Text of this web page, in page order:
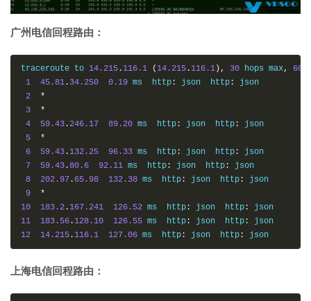
广州电信回程路由：
traceroute to 14.215 . 116.1 ( 14.215 . 116.1 ), 30 hops max, 60
1
45.81 . 34.250 0.19 ms  http : json  http :
json
2
*
3
*
4
59.43 .246.17 89.20 ms  http : json  http :
json
5
*
6
59.43 . 132.25 96.33 ms  http : json  http :
json
7
59.43 .80.6 92.11 ms  http : json  http :
json
8
202.97 . 65.98 132.38 ms  http : json  http :
json
9
*
10
183.2 . 167.241 126.52 ms  http : json  http :
11
183.56 . 128.10 126.55 ms  http : json  http :
12
14.215 . 116.1 127.06 ms  http : json  http : json
上海电信回程路由：